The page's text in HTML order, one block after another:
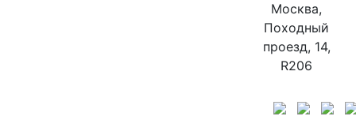
Москва,
Походный
проезд, 14,
R206